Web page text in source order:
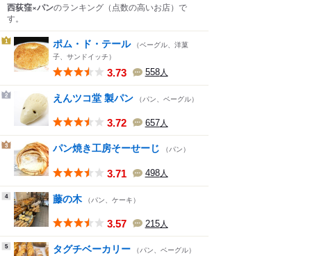
西荻窪×パンのランキング （点数の高いお店） で
す。
1 ポム・ド・テール （ベーグル、洋菓
子、サンドイッチ）
3.73 558人
2 えんツコ堂 製パン （パン、ベーグル）
3.72 657人
3 パン焼き工房そーせーじ （パン）
3.71 498人
4 藤の木 （パン、ケーキ）
3.57 215人
5 タグチベーカリー （パン、ベーグル）